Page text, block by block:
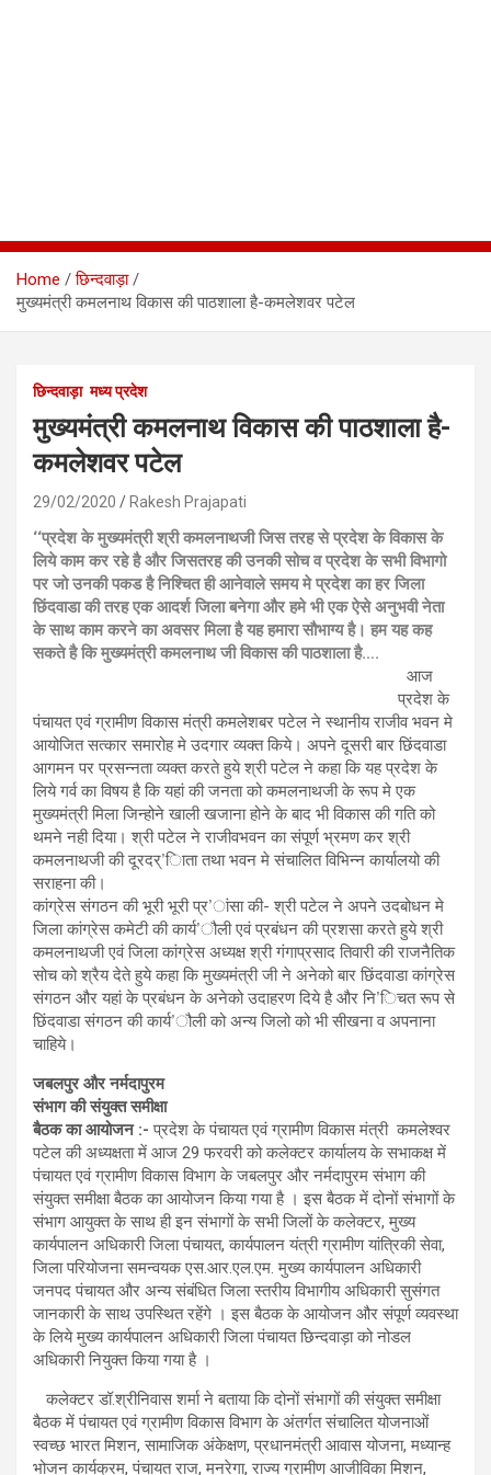
Home
छिन्दवाड़ा
मुख्यमंत्री कमलनाथ विकास की पाठशाला है-कमलेशवर पटेल
छिन्दवाड़ा मध्य प्रदेश
मुख्यमंत्री कमलनाथ विकास की पाठशाला है-
कमलेशवर पटेल
29/02/2020 Rakesh Prajapati
‘‘प्रदेश के मुख्यमंत्री श्री कमलनाथजी जिस तरह से प्रदेश के विकास के
लिये काम कर रहे है और जिसतरह की उनकी सोच व प्रदेश के सभी विभागो
पर जो उनकी पकड है निश्चित ही आनेवाले समय मे प्रदेश का हर जिला
छिंदवाडा की तरह एक आदर्श जिला बनेगा और हमे भी एक ऐसे अनुभवी नेता
के साथ काम करने का अवसर मिला है यह हमारा सौभाग्य है। हम यह कह
सकते है कि मुख्यमंत्री कमलनाथ जी विकास की पाठशाला है….
आज
प्रदेश के
पंचायत एवं ग्रामीण विकास मंत्री कमलेशबर पटेल ने स्थानीय राजीव भवन मे
आयोजित सत्कार समारोह मे उदगार व्यक्त किये। अपने दूसरी बार छिंदवाडा
आगमन पर प्रसन्नता व्यक्त करते हुये श्री पटेल ने कहा कि यह प्रदेश के
लिये गर्व का विषय है कि यहां की जनता को कमलनाथजी के रूप मे एक
मुख्यमंत्री मिला जिन्होने खाली खजाना होने के बाद भी विकास की गति को
थमने नही दिया। श्री पटेल ने राजीवभवन का संपूर्ण भ्रमण कर श्री
कमलनाथजी की दूरदर्’िाता तथा भवन मे संचालित विभिन्न कार्यालयो की
सराहना की।
कांग्रेस संगठन की भूरी भूरी प्र’ांसा की- श्री पटेल ने अपने उदबोधन मे
जिला कांग्रेस कमेटी की कार्य’ौली एवं प्रबंधन की प्रशसा करते हुये श्री
कमलनाथजी एवं जिला कांग्रेस अध्यक्ष श्री गंगाप्रसाद तिवारी की राजनैतिक
सोच को श्रैय देते हुये कहा कि मुख्यमंत्री जी ने अनेको बार छिंदवाडा कांग्रेस
संगठन और यहां के प्रबंधन के अनेको उदाहरण दिये है और नि’िचत रूप से
छिंदवाडा संगठन की कार्य’ौली को अन्य जिलो को भी सीखना व अपनाना
चाहिये।
जबलपुर और नर्मदापुरम
संभाग की संयुक्त समीक्षा
बैठक का आयोजन :-प्रदेश के पंचायत एवं ग्रामीण विकास मंत्री कमलेश्वर
पटेल की अध्यक्षता में आज 29 फरवरी को कलेक्टर कार्यालय के सभाकक्ष में
पंचायत एवं ग्रामीण विकास विभाग के जबलपुर और नर्मदापुरम संभाग की
संयुक्त समीक्षा बैठक का आयोजन किया गया है । इस बैठक में दोनों संभागों के
संभाग आयुक्त के साथ ही इन संभागों के सभी जिलों के कलेक्टर, मुख्य
कार्यपालन अधिकारी जिला पंचायत, कार्यपालन यंत्री ग्रामीण यांत्रिकी सेवा,
जिला परियोजना समन्वयक एस.आर.एल.एम. मुख्य कार्यपालन अधिकारी
जनपद पंचायत और अन्य संबंधित जिला स्तरीय विभागीय अधिकारी सुसंगत
जानकारी के साथ उपस्थित रहेंगे । इस बैठक के आयोजन और संपूर्ण व्यवस्था
के लिये मुख्य कार्यपालन अधिकारी जिला पंचायत छिन्दवाड़ा को नोडल
अधिकारी नियुक्त किया गया है ।
कलेक्टर डॉ.श्रीनिवास शर्मा ने बताया कि दोनों संभागों की संयुक्त समीक्षा
बैठक में पंचायत एवं ग्रामीण विकास विभाग के अंतर्गत संचालित योजनाओं
स्वच्छ भारत मिशन, सामाजिक अंकेक्षण, प्रधानमंत्री आवास योजना, मध्यान्ह
भोजन कार्यक्रम, पंचायत राज, मनरेगा, राज्य ग्रामीण आजीविका मिशन,